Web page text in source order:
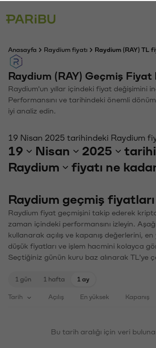
Anasayfa Raydium fiyatı Raydium (RAY) TL
Raydium (RAY) Geçmiş Fiyat
Raydium'un yıllar içindeki fiyat değişimini
Performansını ve tarihindeki önemli
iyi analiz edin.
19 Nisan 2025 tarihindeki Raydium
19 Nisan 2025
Raydium
fiyatı ne
Raydium geçmiş fiyatları
Raydium fiyat geçmişini takip ederek kripto
zaman içindeki performansını izleyin.
kullanarak açılış ve kapanış değerlerini, en
düşük fiyatları ve işlem hacmini kolayca
Seçtiğiniz günün kuru baz alınarak TL'ye
1 gün 1 hafta 1 ay
Tarih Açılış En yüksek Kapanış
Bu tarih aralığı için veri